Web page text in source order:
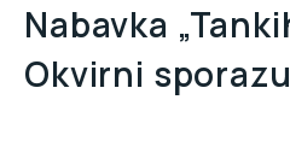
Nabavka
Okvirni